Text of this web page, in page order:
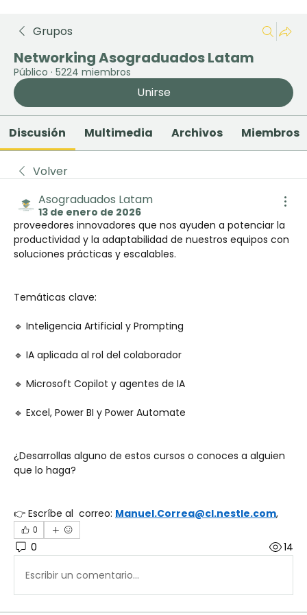
Grupos
Networking Asograduados Latam
Público · 5224 miembros
Unirse
Discusión Multimedia Archivos Miembros
Volver
Asograduados Latam
13 de enero de 2026
proveedores innovadores que nos ayuden a potenciar la
productividad y la adaptabilidad de nuestros equipos con
soluciones prácticas y escalables.
Temáticas clave:
🔹 Inteligencia Artificial y Prompting
🔹 IA aplicada al rol del colaborador
🔹 Microsoft Copilot y agentes de IA
🔹 Excel, Power BI y Power Automate
¿Desarrollas alguno de estos cursos o conoces a alguien
que lo haga?
👉 Escríbe al  correo: Manuel.Correa@cl.nestle.com,
0
0 14
Escribir un comentario...